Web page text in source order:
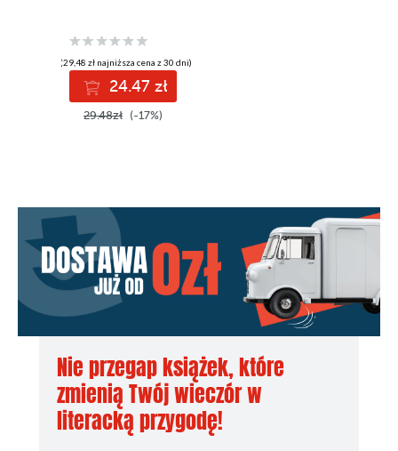
(29,48 zł najniższa cena z 30 dni)
24.47 zł
29.48zł (-17%)
Nie przegap książek, które
zmienią Twój wieczór w
literacką przygodę!